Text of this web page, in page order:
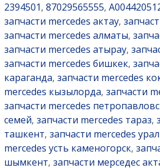
2394501 , 87029565555,
запчасти mercedes актау,
запчасти mercedes алматы,
запчасти mercedes атырау,
запчасти mercedes бишкек,
караганда, запчасти mercedes
mercedes кызылорда, запчасти
запчасти mercedes
семей, запчасти mercedes тараз,
ташкент, запчасти mercedes
mercedes усть каменогорск,
шымкент, запчасти мерседес